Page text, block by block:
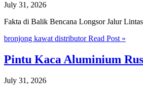
July 31, 2026
Fakta di Balik Bencana Longsor Jalur
bronjong kawat distributorRead Post »
Pintu Kaca Aluminium
July 31, 2026